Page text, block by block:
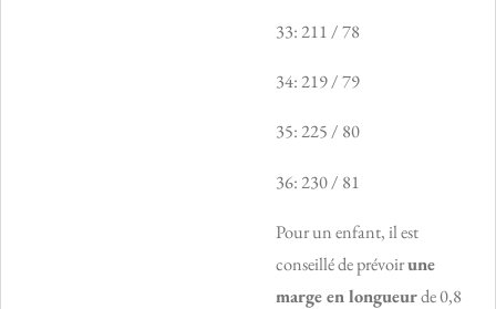
33: 211 / 78
34: 219 / 79
35: 225 / 80
36: 230 / 81
Pour un enfant, il est
conseillé de prévoirune
marge en longueurde 0,8